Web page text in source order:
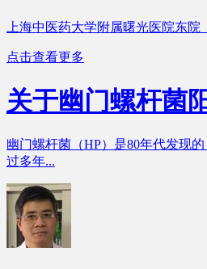
上海中医药大学附属曙光医院东
点击查看更多
关于幽门螺杆菌
幽门螺杆菌（HP）是80年代发现
过多年...